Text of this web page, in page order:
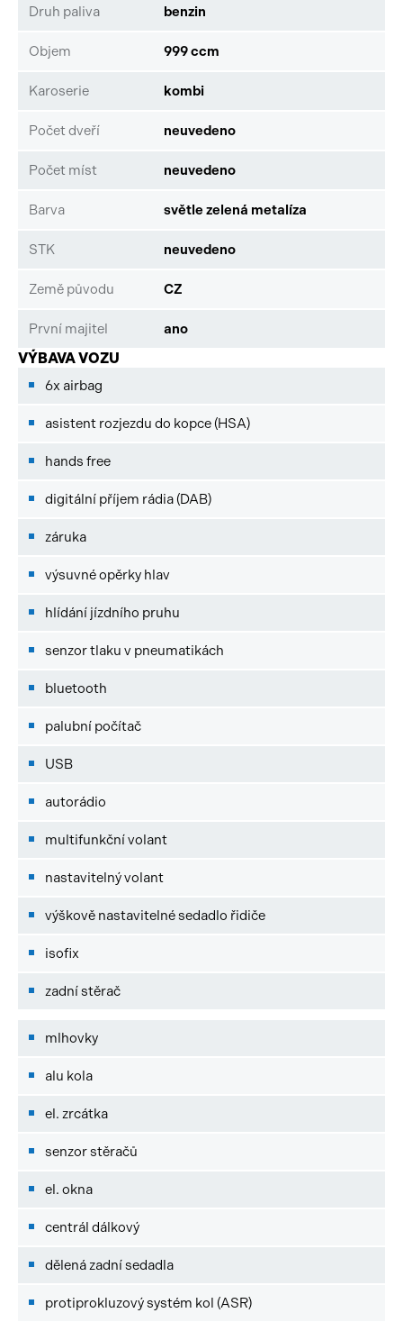
Druh paliva benzin
Objem 999 ccm
Karoserie kombi
Počet dveří neuvedeno
Počet míst neuvedeno
Barva světle zelená metalíza
STK neuvedeno
Země původu CZ
První majitel ano
VÝBAVA VOZU
6x airbag
asistent rozjezdu do kopce (HSA)
hands free
digitální příjem rádia (DAB)
záruka
výsuvné opěrky hlav
hlídání jízdního pruhu
senzor tlaku v pneumatikách
bluetooth
palubní počítač
USB
autorádio
multifunkční volant
nastavitelný volant
výškově nastavitelné sedadlo řidiče
isofix
zadní stěrač
mlhovky
alu kola
el. zrcátka
senzor stěračů
el. okna
centrál dálkový
dělená zadní sedadla
protiprokluzový systém kol (ASR)